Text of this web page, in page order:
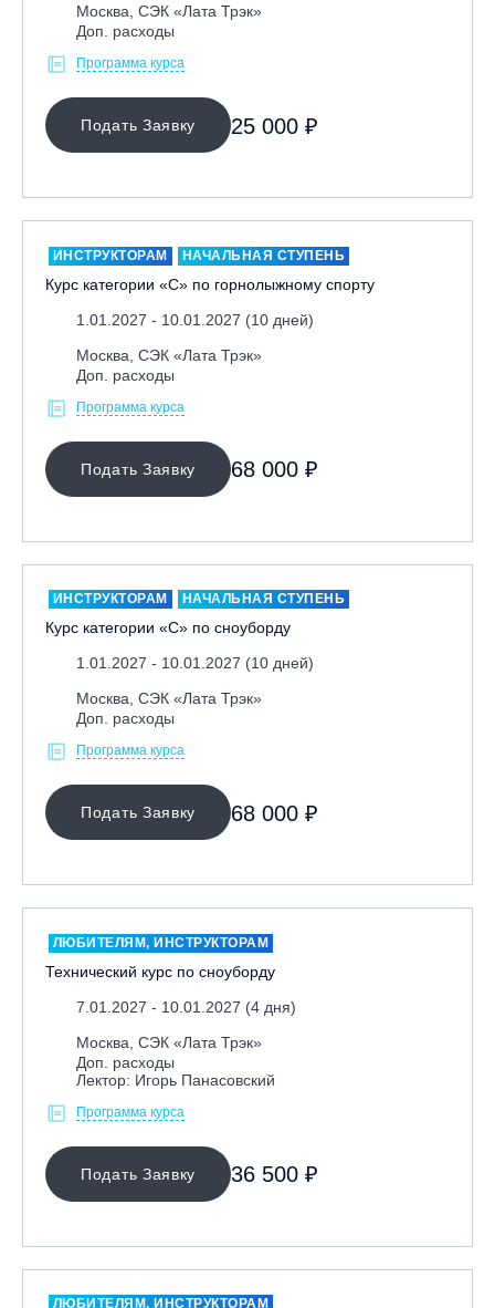
Ижевск, КАО «Нечкино»
Иркутск, ГЛЦ «Олха»
Кабардино-Балкарская Респ., ВТРК «Эльбрус»
Казань, Город-курорт «Свияжские холмы»
Кемеровская обл., ГК «Шерегеш»
Китай, Харбин, ГЛЦ «BONSKI»
Комсомольск-на-Амуре, ГЛК «Холдоми»
Красноярск, ФП «Бобровый лог»
Ленинградская обл., ГЛК «Золотая долина»
Ленинградская обл., ЦАО «Туутари Парк»
Миасс, ГЛК «Солнечная Долина»
Мончегорск, ГК «ЛАПАРК»
Москва, Парк «Ходынское поле»
Москва, СК «Кант»
Москва, Скалодром "Атмосфера"
Москва, СЭК «Лата Трэк»
Москва, ул. Олеко Дундича 19/15
Московская обл., ВГК «Лисья Гора»
Московская обл., ГК Леонида Тягачёва
Московская обл., ГЛК «Красная Горка»
Московская обл., п. Чулково, ГК «Гая Северина»
Пермский край., ГЛЦ «Губаха»
Республика Алтай, ВК «Манжерок»
«Абзаково»
Самара, ГЛК «СОК»
Санкт-Петербург, Скейт-парк под мостом Бетанкура
Москва, СЭК «Лата Трэк»
Доп. расходы
Программа курса
Подать Заявку 25 000 ₽
ИНСТРУКТОРАМ НАЧАЛЬНАЯ СТУПЕНЬ
Курс категории «С» по горнолыжному спорту
1.01.2027 - 10.01.2027 (10 дней)
Москва, СЭК «Лата Трэк»
Доп. расходы
Программа курса
Подать Заявку 68 000 ₽
ИНСТРУКТОРАМ НАЧАЛЬНАЯ СТУПЕНЬ
Курс категории «С» по сноуборду
1.01.2027 - 10.01.2027 (10 дней)
Москва, СЭК «Лата Трэк»
Доп. расходы
Программа курса
Подать Заявку 68 000 ₽
ЛЮБИТЕЛЯМ, ИНСТРУКТОРАМ
Технический курс по сноуборду
7.01.2027 - 10.01.2027 (4 дня)
Москва, СЭК «Лата Трэк»
Доп. расходы
Лектор: Игорь Панасовский
Программа курса
Подать Заявку 36 500 ₽
ЛЮБИТЕЛЯМ, ИНСТРУКТОРАМ